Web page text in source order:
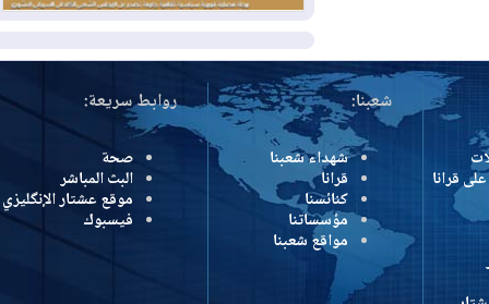
المزيد
شعبنا:
شهداء شعبنا
قرانا
كنائسنا
مؤسساتنا
مواقع شعبنا
روابط سريعة:
صحة
البث المباشر
موقع عشتار الإنگليزي
فيسبوك